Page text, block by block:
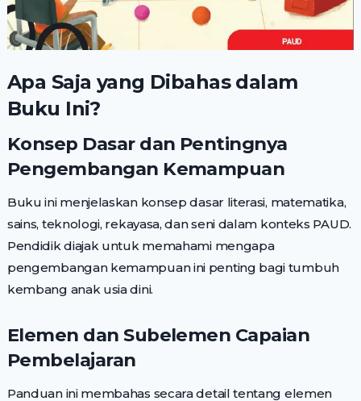
Apa Saja yang Dibahas dalam
Buku Ini?
Konsep Dasar dan Pentingnya
Pengembangan Kemampuan
Buku ini menjelaskan konsep dasar literasi, matematika,
sains, teknologi, rekayasa, dan seni dalam konteks PAUD.
Pendidik diajak untuk memahami mengapa
pengembangan kemampuan ini penting bagi tumbuh
kembang anak usia dini.
Elemen dan Subelemen Capaian
Pembelajaran
Panduan ini membahas secara detail tentang elemen